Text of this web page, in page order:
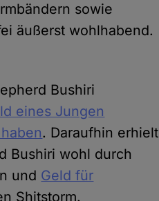
sowie
äußerst wohlhabend.
Bushiri
eines Jungen
. Daraufhin erhielt
Bushiri wohl durch
und Geld für
Shitstorm.